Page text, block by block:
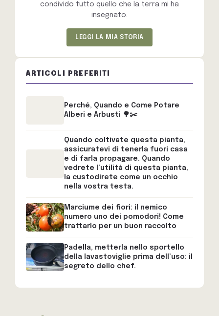
condivido tutto quello che la terra mi ha
insegnato.
LEGGI LA MIA STORIA
ARTICOLI PREFERITI
Perché, Quando e Come Potare
Alberi e Arbusti 🌳✂️
Quando coltivate questa pianta,
assicuratevi di tenerla fuori casa
e di farla propagare. Quando
vedrete l’utilità di questa pianta,
la custodirete come un occhio
nella vostra testa.
Marciume dei fiori: il nemico
numero uno dei pomodori! Come
trattarlo per un buon raccolto
Padella, metterla nello sportello
della lavastoviglie prima dell’uso: il
segreto dello chef.